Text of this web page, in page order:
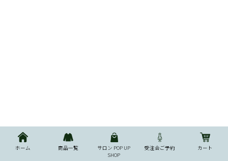
ホーム 商品一覧
サロン POP UP
SHOP
受注会ご予約 カート